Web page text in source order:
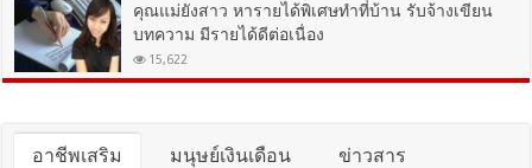
คุณแม่ยังสาว หารายได้พิเศษทำที่บ้าน รับจ้างเขียน
บทความ มีรายได้ดีต่อเนื่อง
15,622
อาชีพเสริม มนุษย์เงินเดือน ข่าวสาร